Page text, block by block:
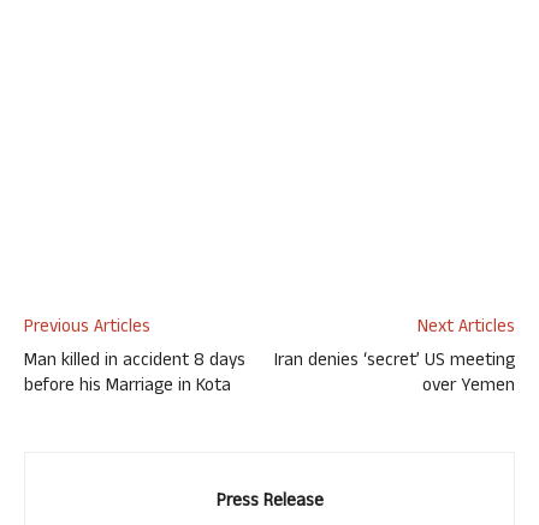
Previous Articles
Man killed in accident 8 days
before his Marriage in Kota
Next Articles
Iran denies ‘secret’ US meeting
over Yemen
Press Release